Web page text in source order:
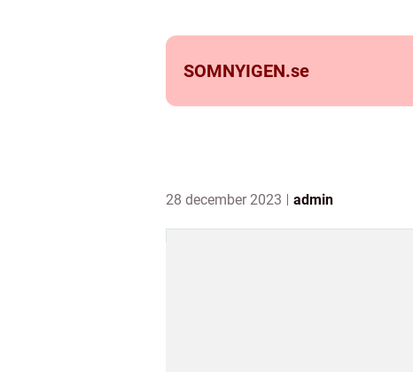
SOMNYIGEN.se
28 december 2023 admin